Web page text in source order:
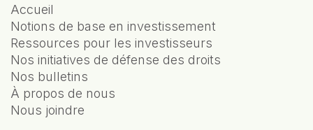
Accueil
Notions de base en investissement
Ressources pour les investisseurs
Nos initiatives de défense des droits
Nos bulletins
À propos de nous
Nous joindre